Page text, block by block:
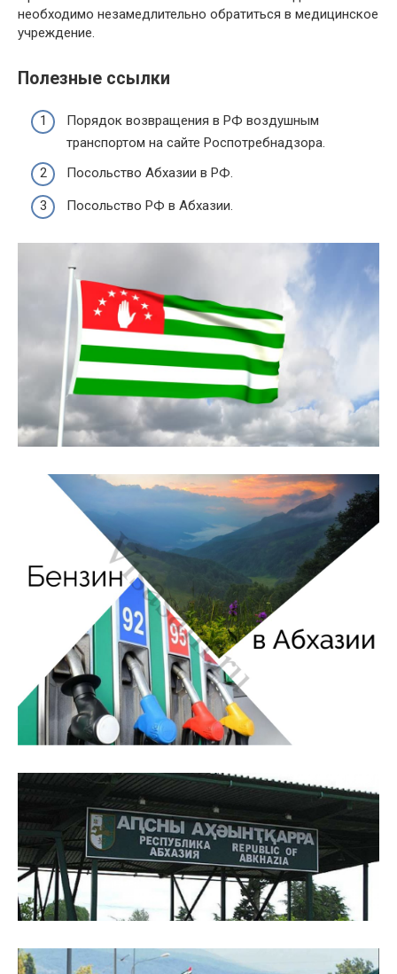
необходимо незамедлительно обратиться в медицинское
учреждение.
Полезные ссылки
Порядок возвращения в РФ воздушным
транспортом на сайте Роспотребнадзора.
Посольство Абхазии в РФ.
Посольство РФ в Абхазии.